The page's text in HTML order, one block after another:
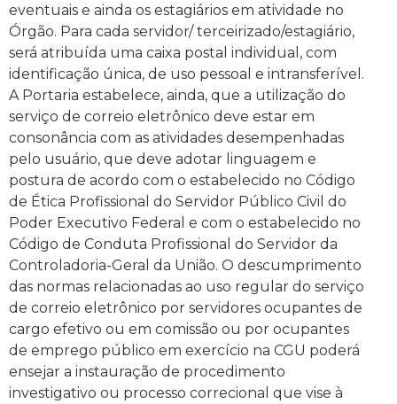
eventuais e ainda os estagiários em atividade no
Órgão. Para cada servidor/ terceirizado/estagiário,
será atribuída uma caixa postal individual, com
identificação única, de uso pessoal e intransferível.
A Portaria estabelece, ainda, que a utilização do
serviço de correio eletrônico deve estar em
consonância com as atividades desempenhadas
pelo usuário, que deve adotar linguagem e
postura de acordo com o estabelecido no Código
de Ética Profissional do Servidor Público Civil do
Poder Executivo Federal e com o estabelecido no
Código de Conduta Profissional do Servidor da
Controladoria-Geral da União. O descumprimento
das normas relacionadas ao uso regular do serviço
de correio eletrônico por servidores ocupantes de
cargo efetivo ou em comissão ou por ocupantes
de emprego público em exercício na CGU poderá
ensejar a instauração de procedimento
investigativo ou processo correcional que vise à